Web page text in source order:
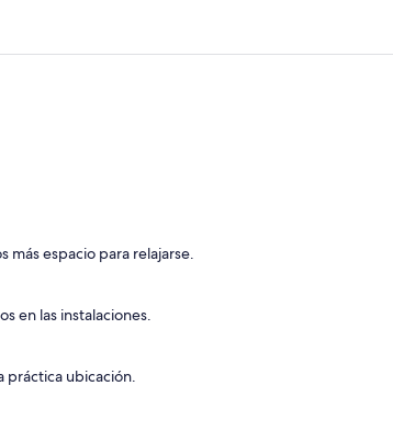
espacio para relajarse.
en las instalaciones.
práctica ubicación.